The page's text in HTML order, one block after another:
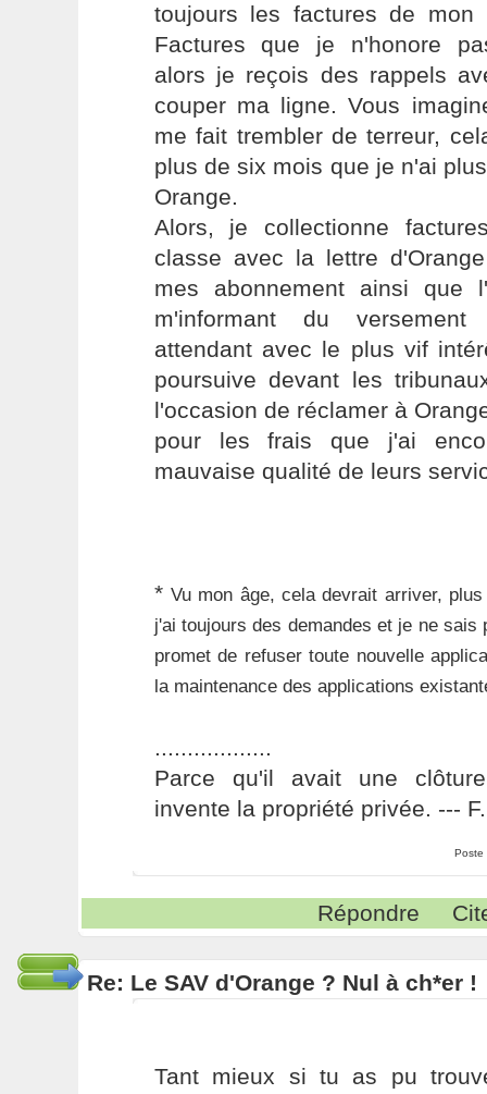
toujours les factures de mon
Factures que je n'honore
alors je reçois des rappels
couper ma ligne. Vous
me fait trembler de terreur,
plus de six mois que je n'ai
Orange.
Alors, je collectionne
classe avec la lettre
mes abonnement ainsi que
m'informant du
attendant avec le plus vif
poursuive devant les
l'occasion de réclamer à
pour les frais que j'ai
mauvaise qualité de leurs
*Vu mon âge, cela devrait arriver,
j'ai toujours des demandes et je ne
promet de refuser toute nouvelle
la maintenance des applications
..................
Parce qu'il avait une
invente la propriété privée. ---
Poste
Répondre
Re: Le SAV d'Orange ? Nul à ch*er !
Tant mieux si tu as pu